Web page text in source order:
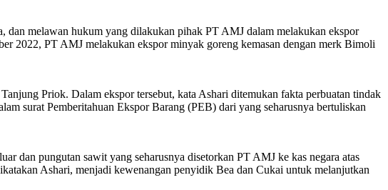
dan melawan hukum yang dilakukan pihak PT AMJ dalam melakukan ekspor
2022, PT AMJ melakukan ekspor minyak goreng kemasan dengan merk Bimoli
Priok. Dalam ekspor tersebut, kata Ashari ditemukan fakta perbuatan tindak
surat Pemberitahuan Ekspor Barang (PEB) dari yang seharusnya bertuliskan
dan pungutan sawit yang seharusnya disetorkan PT AMJ ke kas negara atas
Ashari, menjadi kewenangan penyidik Bea dan Cukai untuk melanjutkan